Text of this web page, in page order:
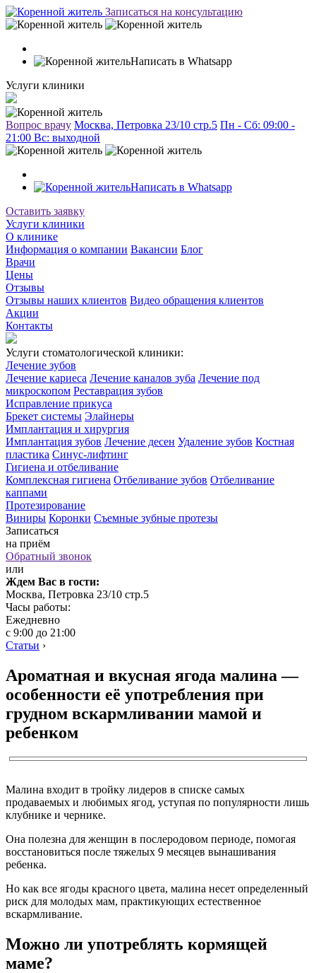
Записаться на консультацию
Написать в Whatsapp
Услуги клиники
Вопрос врачу Москва, Петровка 23/10 стр.5 Пн - Сб: 09:00 -
21:00 Вc: выходной
Написать в Whatsapp
Оставить заявку
Услуги клиники
О клинике
Информация о компании Вакансии Блог
Врачи
Цены
Отзывы
Отзывы наших клиентов Видео обращения клиентов
Акции
Контакты
Услуги стоматологической клиники:
Лечение зубов
Лечение кариеса Лечение каналов зуба Лечение под
микроскопом Реставрация зубов
Исправление прикуса
Брекет системы Элайнеры
Имплантация и хирургия
Имплантация зубов Лечение десен Удаление зубов Костная
пластика Синус-лифтинг
Гигиена и отбеливание
Комплексная гигиена Отбеливание зубов Отбеливание
каппами
Протезирование
Виниры Коронки Съемные зубные протезы
Записаться
на приём
Обратный звонок
или
Ждем Вас в гости:
Москва, Петровка 23/10 стр.5
Часы работы:
Ежедневно
с 9:00 до 21:00
Статьи ›
Ароматная и вкусная ягода малина —
особенности её употребления при
грудном вскармливании мамой и
ребенком
Малина входит в тройку лидеров в списке самых
продаваемых и любимых ягод, уступая по популярности лишь
клубнике и чернике.
Она полезна для женщин в послеродовом периоде, помогая
восстановиться после тяжелых 9 месяцев вынашивания
ребенка.
Но как все ягоды красного цвета, малина несет определенный
риск для молодых мам, практикующих естественное
вскармливание.
Можно ли употреблять кормящей
маме?